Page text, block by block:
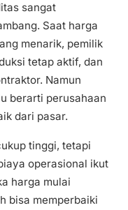
sangat
Saat harga
menarik, pemilik
tetap aktif, dan
Namun
berarti perusahaan
dari pasar.
tinggi, tetapi
operasional ikut
harga mulai
bisa memperbaiki